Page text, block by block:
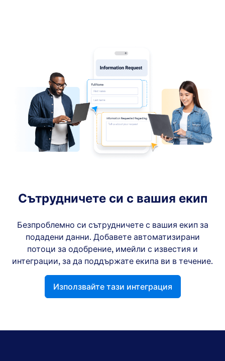
Сътрудничете си с вашия екип
Безпроблемно си сътрудничете с вашия екип за
подадени данни. Добавете автоматизирани
потоци за одобрение, имейли с известия и
интеграции, за да поддържате екипа ви в течение.
Използвайте тази интеграция